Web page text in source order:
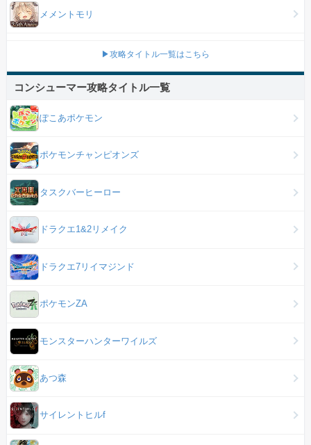
メメントモリ
▶攻略タイトル一覧はこちら
コンシューマー攻略タイトル一覧
ぽこあポケモン
ポケモンチャンピオンズ
タスクバーヒーロー
ドラクエ1&2リメイク
ドラクエ7リイマジンド
ポケモンZA
モンスターハンターワイルズ
あつ森
サイレントヒルf